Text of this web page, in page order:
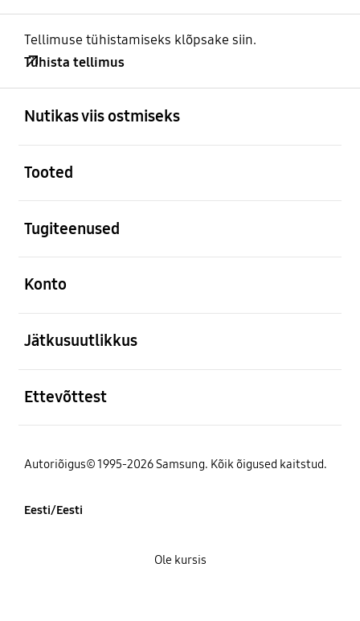
Tellimuse tühistamiseks klõpsake siin.
Tühista tellimus
Nutikas viis ostmiseks
Tooted
Tugiteenused
Konto
Jätkusuutlikkus
Ettevõttest
Autoriõigus© 1995-2026 Samsung. Kõik õigused kaitstud.
Eesti/Eesti
Ole kursis